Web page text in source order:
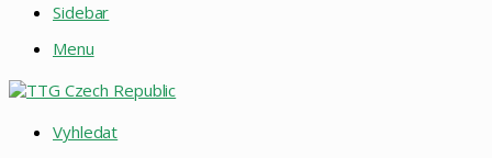
Sidebar
Menu
Vyhledat